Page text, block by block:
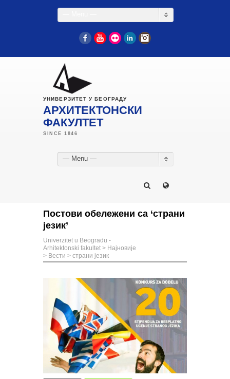
FacebookYouTube
Flickr LinkedIn
УНИВЕРЗИТЕТ У БЕОГРАДУ
АРХИТЕКТОНСКИ
ФАКУЛТЕТ
— Menu —
Постови обележени са ‘страни
језик’
Univerzitet u Beogradu -
Arhitektonski fakultet > Најновије
> Вести > страни језик